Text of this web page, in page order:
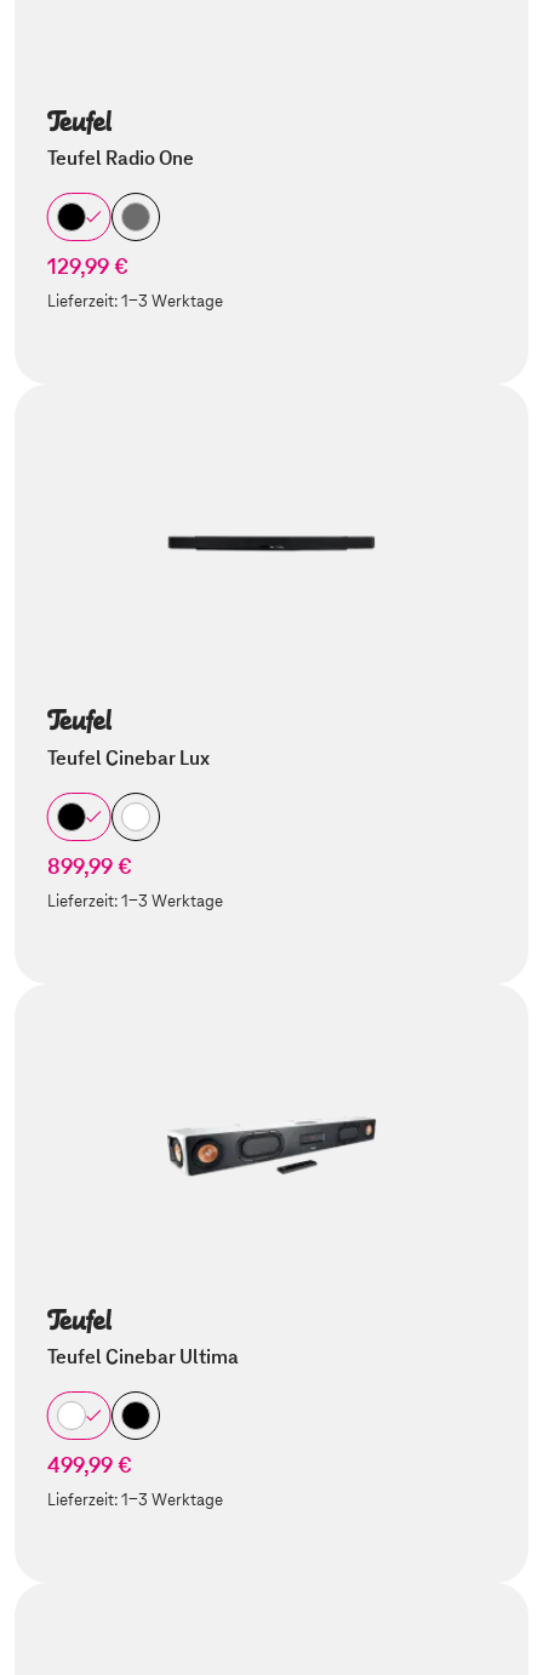
Teufel Radio One
129,99 €
Lieferzeit:1-3 Werktage
Teufel Cinebar Lux
899,99 €
Lieferzeit:1-3 Werktage
Teufel Cinebar Ultima
499,99 €
Lieferzeit:1-3 Werktage